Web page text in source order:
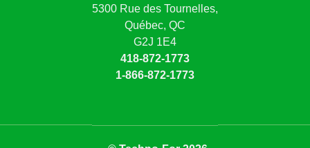
5300 Rue des Tournelles,
Québec, QC
G2J 1E4
418-872-1773
1-866-872-1773